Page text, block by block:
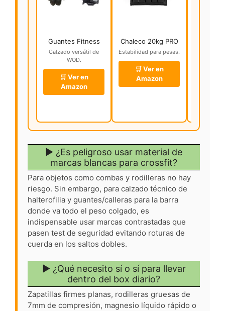
Guantes Fitness
Calzado versátil de
WOD.
🛒 Ver en
Amazon
Chaleco 20kg PRO
Estabilidad para pesas.
🛒 Ver en
Amazon
▶ ¿Es peligroso usar material de
marcas blancas para crossfit?
Para objetos como combas y rodilleras no hay
riesgo. Sin embargo, para calzado técnico de
halterofilia y guantes/calleras para la barra
donde va todo el peso colgado, es
indispensable usar marcas contrastadas que
pasen test de seguridad evitando roturas de
cuerda en los saltos dobles.
▶ ¿Qué necesito sí o sí para llevar
dentro del box diario?
Zapatillas firmes planas, rodilleras gruesas de
7mm de compresión, magnesio líquido rápido o